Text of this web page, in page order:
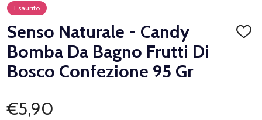
Esaurito
Senso Naturale - Candy
Bomba Da Bagno Frutti Di
Bosco Confezione 95 Gr
€5,90